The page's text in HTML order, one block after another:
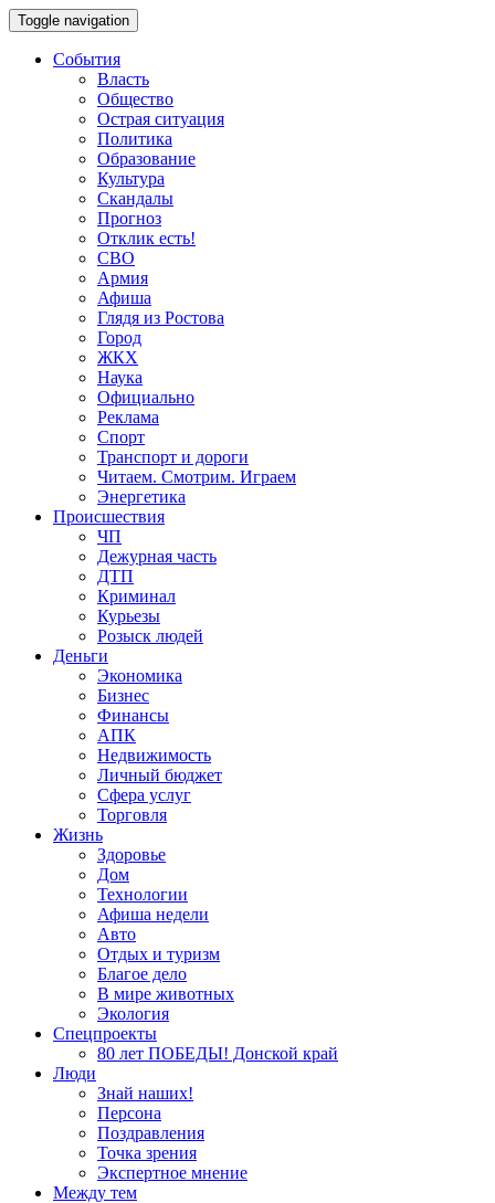
Toggle navigation
События
Власть
Общество
Острая ситуация
Политика
Образование
Культура
Скандалы
Прогноз
Отклик есть!
СВО
Армия
Афиша
Глядя из Ростова
Город
ЖКХ
Наука
Официально
Реклама
Спорт
Транспорт и дороги
Читаем. Смотрим. Играем
Энергетика
Происшествия
ЧП
Дежурная часть
ДТП
Криминал
Курьезы
Розыск людей
Деньги
Экономика
Бизнес
Финансы
АПК
Недвижимость
Личный бюджет
Сфера услуг
Торговля
Жизнь
Здоровье
Дом
Технологии
Афиша недели
Авто
Отдых и туризм
Благое дело
В мире животных
Экология
Спецпроекты
80 лет ПОБЕДЫ! Донской край
Люди
Знай наших!
Персона
Поздравления
Точка зрения
Экспертное мнение
Между тем